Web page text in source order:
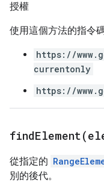
授權
使用這個方法的指令
https://
currentonly
https://
findElement(
從指定的
別的後代。